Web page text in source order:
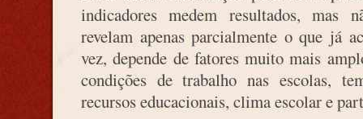
indicadores medem resultados, mas
revelam apenas parcialmente o que já
vez, depende de fatores muito mais
condições de trabalho nas escolas,
recursos educacionais, clima escolar e